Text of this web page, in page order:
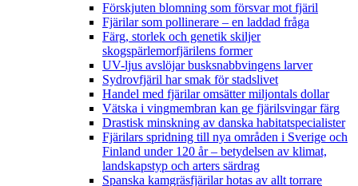
Förskjuten blomning som försvar mot fjäril
Fjärilar som pollinerare – en laddad fråga
Färg, storlek och genetik skiljer
skogspärlemorfjärilens former
UV-ljus avslöjar busksnabbvingens larver
Sydrovfjäril har smak för stadslivet
Handel med fjärilar omsätter miljontals dollar
Vätska i vingmembran kan ge fjärilsvingar färg
Drastisk minskning av danska habitatspecialister
Fjärilars spridning till nya områden i Sverige och
Finland under 120 år– betydelsen av klimat,
landskapstyp och arters särdrag
Spanska kamgräsfjärilar hotas av allt torrare